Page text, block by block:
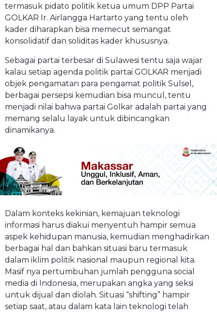
termasuk pidato politik ketua umum DPP Partai
GOLKAR Ir. Airlangga Hartarto yang tentu oleh
kader diharapkan bisa memecut semangat
konsolidatif dan soliditas kader khususnya.
Sebagai partai terbesar di Sulawesi tentu saja wajar
kalau setiap agenda politik partai GOLKAR menjadi
objek pengamatan para pengamat politik Sulsel,
berbagai persepsi kemudian bisa muncul, tentu
menjadi nilai bahwa partai Golkar adalah partai yang
memang selalu layak untuk dibincangkan
dinamikanya.
Dalam konteks kekinian, kemajuan teknologi
informasi harus diakui menyentuh hampir semua
aspek kehidupan manusia, kemudian menghadirkan
berbagai hal dan bahkan situasi baru termasuk
dalam iklim politik nasional maupun regional kita.
Masif nya pertumbuhan jumlah pengguna social
media di Indonesia, merupakan angka yang seksi
untuk dijual dan diolah. Situasi “shifting” hampir
setiap saat, atau dalam kata lain teknologi telah